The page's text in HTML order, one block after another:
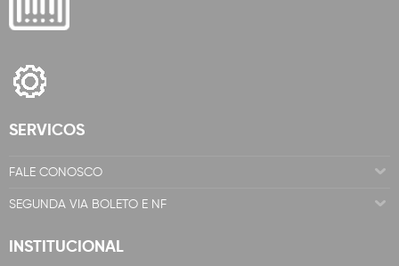
SERVICOS
FALE CONOSCO
SEGUNDA VIA BOLETO E NF
INSTITUCIONAL